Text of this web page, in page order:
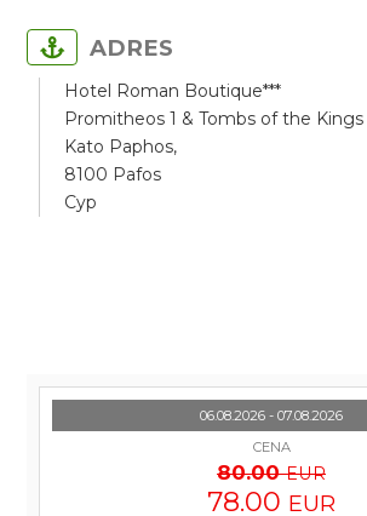
ADRES
Hotel Roman Boutique***
Promitheos 1 & Tombs of the Kings
Kato Paphos,
8100 Pafos
Cyp
06.08.2026 - 07.08.2026
CENA
80.00 EUR
78.00 EUR